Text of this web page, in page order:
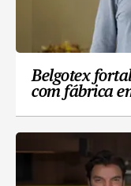
Belgotex
com fábrica